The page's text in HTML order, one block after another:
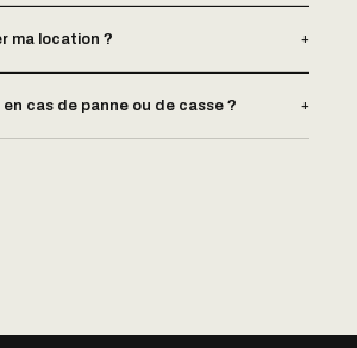
ma location ? +
cas de panne ou de casse ? +